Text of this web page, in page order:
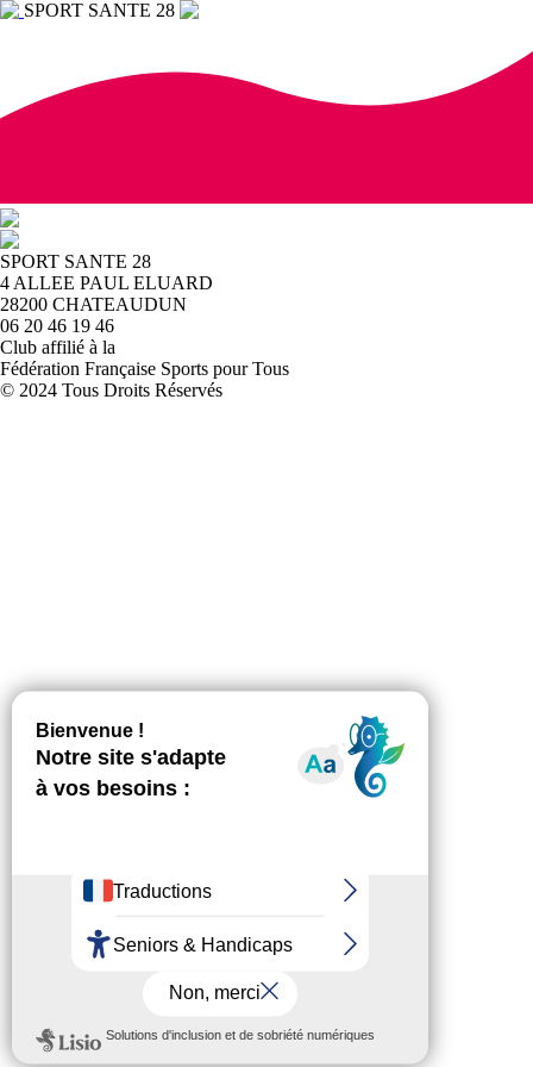
SPORT SANTE 28
SPORT SANTE 28
4 ALLEE PAUL ELUARD
28200 CHATEAUDUN
06 20 46 19 46
Club affilié à la
Fédération Française Sports pour Tous
© 2024 Tous Droits Réservés